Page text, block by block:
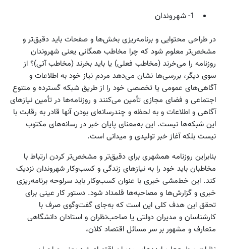
1- شهروندان
در طراحی محتوایی و برنامه‌ریزی بخش‌ها و صفحات باید دقیق‌تر و
مشخص‌تر معلوم شود که چرا مخاطب همگانی یعنی شهروندان
روزنامه را می‌خرند (مخاطب فعلی) یا باید بخرند (مخاطب آتی)؟ از
سوی دیگر، بررسی‌ها نشان می‌دهد مردم نیاز خود به اطلاعات و
آگاهی‌های عمومی یا تخصصی خود را از طریق شبکه گسترده و متنوع
اجتماعی و فضای مجازی تأمین می‌کنند و روزنامه‌ها در تأمین نیازهای
آگاهی و اطلاعات و به لحظه و چندرسانه‌ای بودن آنها قادر به رقابت با
این شبکه‌ها نیست. این به‌معنای پایان خبر در رسانه‌های مکتوب
نیست بلکه آغاز خبر تولیدی و میدانی است.
بنابراین روزنامه همشهری برای دقیق‌تر و مشخص‌تر کردن ارتباط با
مخاطبان باید خود را به نیازهای زندگی و کسب‌وکار شهروندان نزدیک
کند. این خط‌مشی خبری با عنوان کسب‌وکار باید سرلوحه برنامه‌ریزی
خبری و گزارش‌ها و مصاحبه‌ها قلمداد شود. دستور کار عینی برای
تحقق این هدف کلی این است که به‌جای گفت‌وگوی صرف با
کارشناسان و مدیران دولتی یا صاحب‌نظران و استادان دانشگاهی
متعارف و مشهور بر سر مسائل اقتصاد کلان،‌